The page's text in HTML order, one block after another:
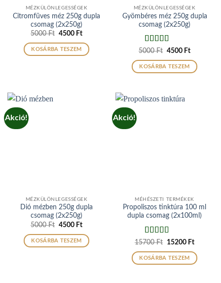
MÉZKÜLÖNLEGESSÉGEK
Citromfüves méz 250g dupla
csomag (2x250g)
5000Ft Original
was:
5000 Ft.
4500 FtCurrent
is:
4500 Ft.
KOSÁRBA TESZEM
MÉZKÜLÖNLEGESSÉGEK
Gyömbéres méz 250g dupla
csomag (2x250g)
Értékelés:5
/ 5
5000Ft Original
was:
5000 Ft.
4500 FtCurrent
is:
4500 Ft.
KOSÁRBA TESZEM
Akció!
MÉZKÜLÖNLEGESSÉGEK
Dió mézben 250g dupla
csomag (2x250g)
5000Ft Original
was:
5000 Ft.
4500 FtCurrent
is:
4500 Ft.
KOSÁRBA TESZEM
Akció!
MÉHÉSZETI TERMÉKEK
Propoliszos tinktúra 100 ml
dupla csomag (2x100ml)
Értékelés:5
/ 5
15700Ft
Original
was:
15700 Ft.
15200 FtCurrent
is:
15200
KOSÁRBA TESZEM